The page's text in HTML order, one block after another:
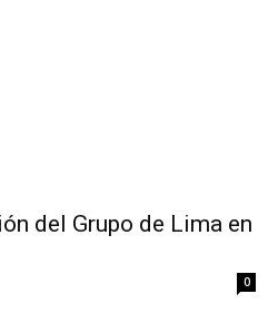
del Grupo de Lima en
0